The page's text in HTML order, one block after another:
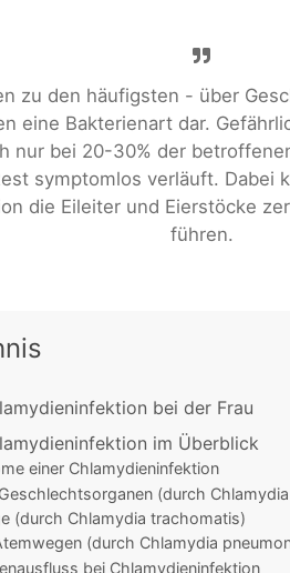
zu den häufigsten - über
eine Bakterienart dar.
nur bei 20-30% der
symptomlos verläuft. Dabei
die Eileiter und Eierstöcke
führen.
bei der Frau
im Überblick
einer Chlamydieninfektion
(durch
(durch Chlamydia trachomatis)
(durch Chlamydia
bei Chlamydieninfektion